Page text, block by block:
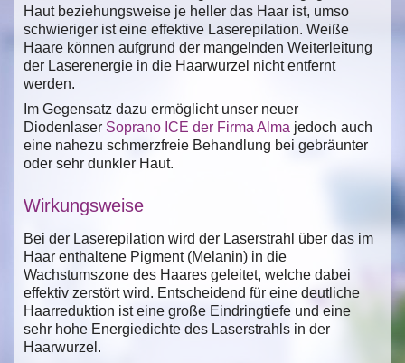
Haut beziehungsweise je heller das Haar ist, umso
schwieriger ist eine effektive Laserepilation. Weiße
Haare können aufgrund der mangelnden Weiterleitung
der Laserenergie in die Haarwurzel nicht entfernt
werden.
Im Gegensatz dazu ermöglicht unser neuer
Diodenlaser Soprano ICE der Firma Alma jedoch auch
eine nahezu schmerzfreie Behandlung bei gebräunter
oder sehr dunkler Haut.
Wirkungsweise
Bei der Laserepilation wird der Laserstrahl über das im
Haar enthaltene Pigment (Melanin) in die
Wachstumszone des Haares geleitet, welche dabei
effektiv zerstört wird. Entscheidend für eine deutliche
Haarreduktion ist eine große Eindringtiefe und eine
sehr hohe Energiedichte des Laserstrahls in der
Haarwurzel.